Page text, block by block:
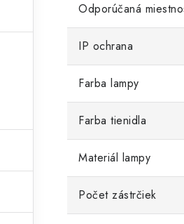
Odporúčaná
IP ochrana
Farba lampy
Farba tienidla
Materiál lampy
Počet zástrčiek